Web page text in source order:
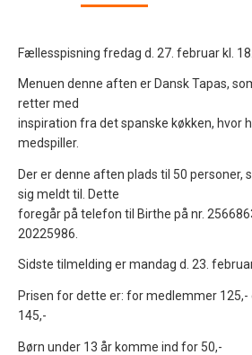
Fællesspisning fredag d. 27. februar kl.
Menuen denne aften er Dansk Tapas,
retter med
inspiration fra det spanske køkken, hvor
medspiller.
Der er denne aften plads til 50 personer,
sig meldt til. Dette
foregår på telefon til Birthe på nr.
20225986.
Sidste tilmelding er mandag d. 23.
Prisen for dette er: for medlemmer
145,-
Børn under 13 år komme ind for 50,-